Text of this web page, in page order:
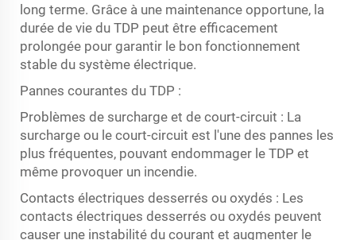
long terme. Grâce à une maintenance opportune, la
durée de vie du TDP peut être efficacement
prolongée pour garantir le bon fonctionnement
stable du système électrique.
Pannes courantes du TDP :
Problèmes de surcharge et de court-circuit : La
surcharge ou le court-circuit est l'une des pannes les
plus fréquentes, pouvant endommager le TDP et
même provoquer un incendie.
Contacts électriques desserrés ou oxydés : Les
contacts électriques desserrés ou oxydés peuvent
causer une instabilité du courant et augmenter le